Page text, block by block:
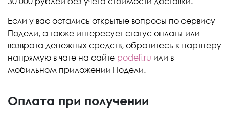
Если у вас остались открытые вопросы по сервису
Подели, а также интересует статус оплаты или
возврата денежных средств, обратитесь к партнеру
напрямую в чате на сайте podeli.ru или в
мобильном приложении Подели.
Оплата при получении